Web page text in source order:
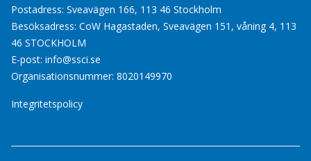
Postadress: Sveavägen 166, 113 46 Stockholm
Besöksadress: CoW Hagastaden, Sveavägen 151, våning 4, 113
46 STOCKHOLM
E-post: info@ssci.se
Organisationsnummer: 8020149970
Integritetspolicy